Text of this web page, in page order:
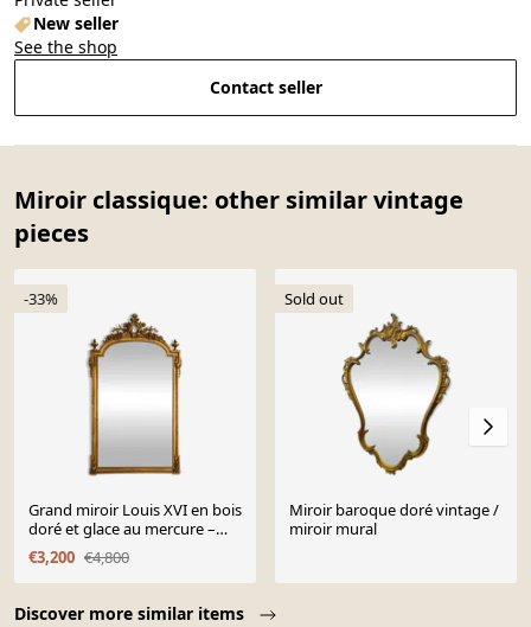
New seller
See the shop
Contact seller
Miroir classique: other similar vintage
pieces
Discover more similar items
-33%
Grand miroir Louis XVI en bois
doré et glace au mercure –
XIXe siècle
€3,200 €4,800
Sold out
Miroir baroque doré vintage /
miroir mural